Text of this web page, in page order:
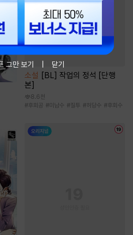
소설 [BL] 작업의 정석 [단행
본]
8.6천
#후회공 #미남수 #질투 #허당수 #후회수
그만 보기 닫기